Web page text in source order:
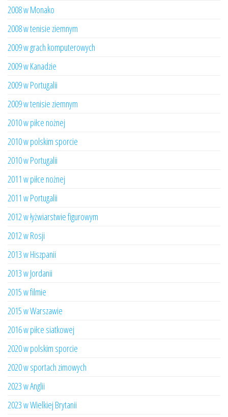
2008 w Monako
2008 w tenisie ziemnym
2009 w grach komputerowych
2009 w Kanadzie
2009 w Portugalii
2009 w tenisie ziemnym
2010 w piłce nożnej
2010 w polskim sporcie
2010 w Portugalii
2011 w piłce nożnej
2011 w Portugalii
2012 w łyżwiarstwie figurowym
2012 w Rosji
2013 w Hiszpanii
2013 w Jordanii
2015 w filmie
2015 w Warszawie
2016 w piłce siatkowej
2020 w polskim sporcie
2020 w sportach zimowych
2023 w Anglii
2023 w Wielkiej Brytanii